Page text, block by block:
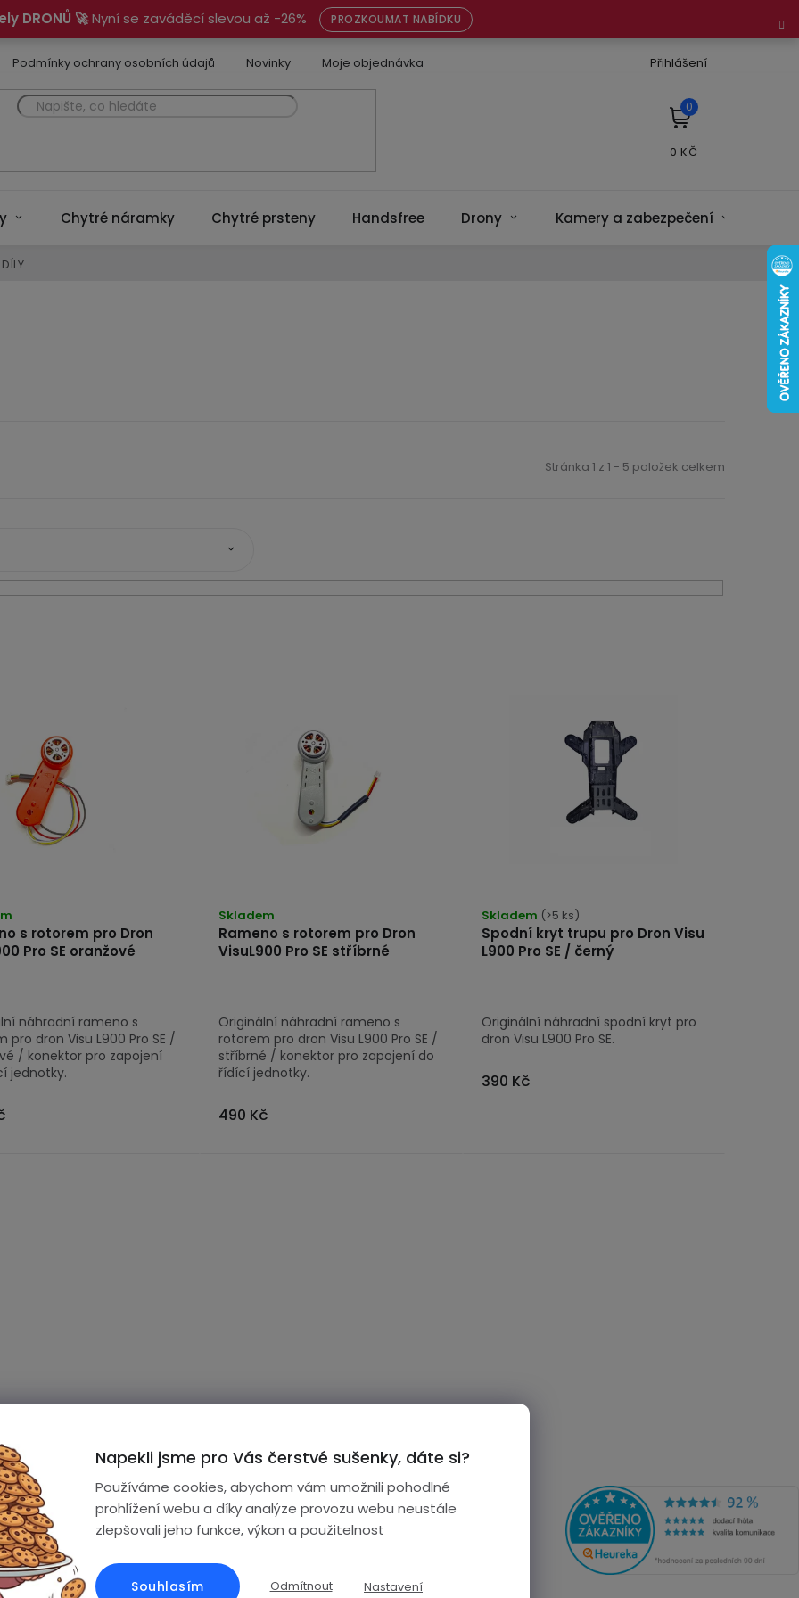
Napekli jsme pro Vás čerstvé sušenky, dáte si?
Používáme cookies, abychom vám umožnili pohodlné
prohlížení webu a díky analýze provozu webu neustále
zlepšovali jeho funkce, výkon a použitelnost
Nastavení
Odmítnout
Souhlasím
DRONŮ 🚀Nyní se zaváděcí slevou až -26% PROZKOUMAT NABÍDKU
Podmínky ochrany osobních údajů Novinky Moje objednávka Přihlášení
NÁKUPNÍ
KOŠÍK
Chytré náramky Chytré prsteny Handsfree Drony Kamery a zabezpečení
Stránka 1 z 1 - 5 položek celkem
s rotorem pro Dron
Pro SE oranžové
náhradní rameno s
pro dron Visu L900 Pro SE /
/ konektor pro zapojení
jednotky.
Rameno s rotorem pro Dron
VisuL900 Pro SE stříbrné
Skladem
490 Kč
Originální náhradní rameno s
rotorem pro dron Visu L900 Pro SE /
stříbrné / konektor pro zapojení do
řídící jednotky.
Spodní kryt trupu pro Dron Visu
L900 Pro SE / černý
Skladem (>5 ks)
390 Kč
Originální náhradní spodní kryt pro
dron Visu L900 Pro SE.